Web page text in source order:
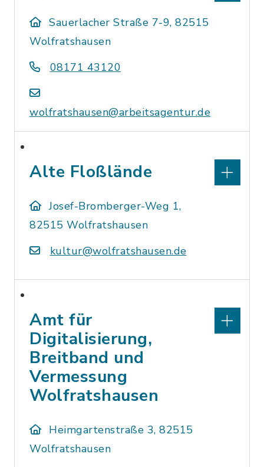
Sauerlacher Straße 7-9, 82515
Wolfratshausen
08171 43120
wolfratshausen@arbeitsagentur.de
Alte Floßlände
Josef-Bromberger-Weg 1,
82515 Wolfratshausen
kultur@wolfratshausen.de
Amt für
Digitalisierung,
Breitband und
Vermessung
Wolfratshausen
Heimgartenstraße 3, 82515
Wolfratshausen